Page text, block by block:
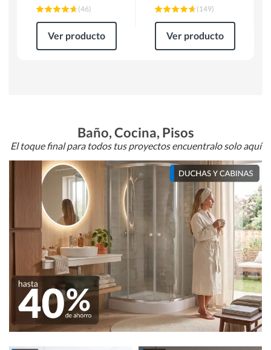
(46)
Ver producto
(149)
Ver producto
Baño, Cocina, Pisos
El toque final para todos tus proyectos encuentralo solo aquí